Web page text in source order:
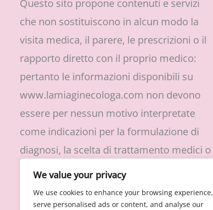
We value your privacy
We use cookies to enhance your browsing experience,
serve personalised ads or content, and analyse our
Questo sito propone contenuti e servizi
che non sostituiscono in alcun modo la
visita medica, il parere, le prescrizioni o il
rapporto diretto con il proprio medico:
pertanto le informazioni disponibili su
www.lamiaginecologa.com non devono
essere per nessun motivo interpretate
come indicazioni per la formulazione di
diagnosi, la scelta di trattamento medici o
protocolli di cura, l’assunzione o
sospensione di farmaci prescritti.